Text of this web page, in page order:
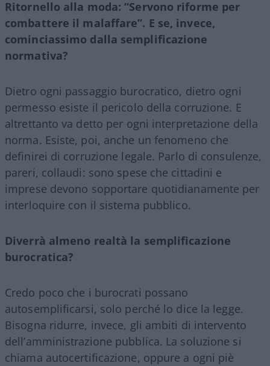
Ritornello alla moda: “Servono riforme per
combattere il malaffare”. E se, invece,
cominciassimo dalla semplificazione
normativa?
Dietro ogni passaggio burocratico, dietro ogni
permesso esiste il pericolo della corruzione. E
altrettanto va detto per ogni interpretazione della
norma. Esiste, poi, anche un fenomeno che
definirei di corruzione legale. Parlo di consulenze,
pareri, collaudi: sono spese che cittadini e
imprese devono sopportare quotidianamente per
interloquire con il sistema pubblico.
Diverrà almeno realtà la semplificazione
burocratica?
Credo poco che i burocrati possano
autosemplificarsi, solo perché lo dice la legge.
Bisogna ridurre, invece, gli ambiti di intervento
dell’amministrazione pubblica. La soluzione si
chiama autocertificazione, oppure a ogni piè